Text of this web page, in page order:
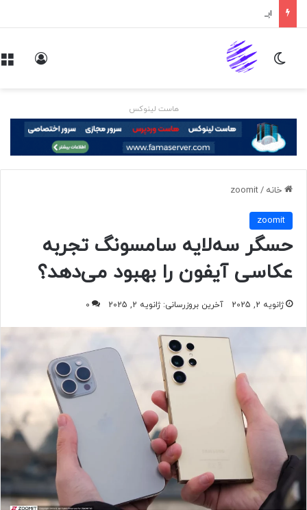
اپلیکیشن پیام‌رسان ایکس در راه است
تغییر پوسته
هاست لینوکس
خانه /
zoomit
zoomit
حسگر سه‌لایه سامسونگ تجربه
عکاسی آیفون را بهبود می‌دهد؟
ژانویه 2, 2025 آخرین بروزرسانی: ژانویه 2, 2025 0